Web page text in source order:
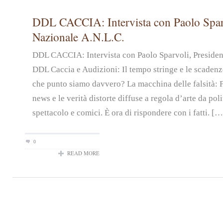
DDL CACCIA: Intervista con Paolo
Nazionale A.N.L.C.
DDL CACCIA: Intervista con Paolo Sparvoli,
DDL Caccia e Audizioni: Il tempo stringe e le
che punto siamo davvero? La macchina delle falsità:
news e le verità distorte diffuse a regola d’arte da
spettacolo e comici. È ora di rispondere con i fatti.
0
READ MORE